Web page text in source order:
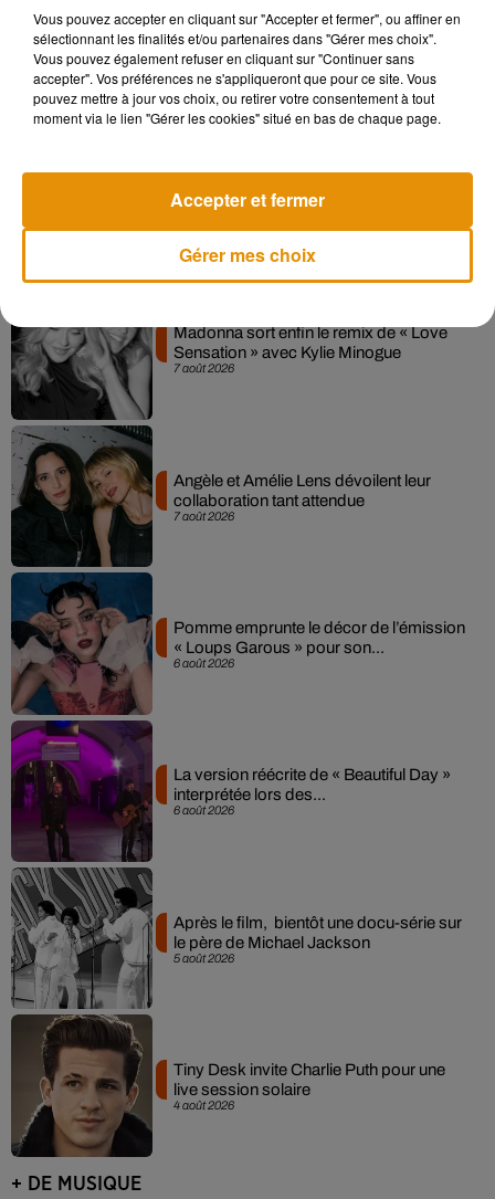
relier la Corse et la Sardaigne, des projets sont aussi à
l’étude à l’étranger en Slovaquie, en Russie et au Royaume-
Uni.
7 août 2026
Madonna sort enfin le remix de « Love
Sensation » avec Kylie Minogue
7 août 2026
Angèle et Amélie Lens dévoilent leur
collaboration tant attendue
6 août 2026
Pomme emprunte le décor de l’émission
« Loups Garous » pour son...
6 août 2026
La version réécrite de « Beautiful Day »
interprétée lors des...
5 août 2026
Après le film, bientôt une docu-série sur
le père de Michael Jackson
4 août 2026
Tiny Desk invite Charlie Puth pour une
live session solaire
+ DE MUSIQUE
Vous pouvez accepter en cliquant sur "Accepter et fermer", ou affiner en
sélectionnant les finalités et/ou partenaires dans "Gérer mes choix".
Vous pouvez également refuser en cliquant sur "Continuer sans
accepter". Vos préférences ne s'appliqueront que pour ce site. Vous
pouvez mettre à jour vos choix, ou retirer votre consentement à tout
moment via le lien "Gérer les cookies" situé en bas de chaque page.
Gérer mes choix
Accepter et fermer